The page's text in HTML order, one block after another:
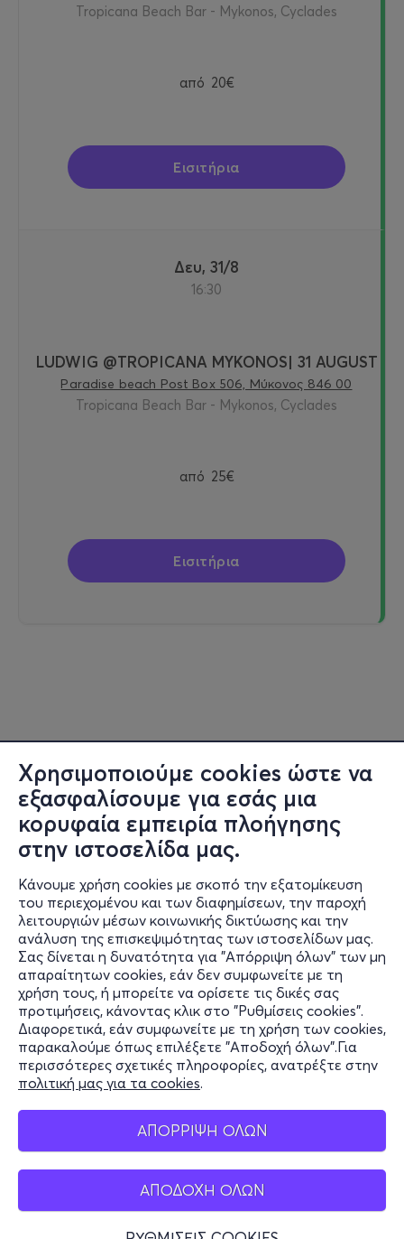
Χρησιμοποιούμε cookies ώστε να
εξασφαλίσουμε για εσάς μια
κορυφαία εμπειρία πλοήγησης
στην ιστοσελίδα μας.
Κάνουμε χρήση cookies με σκοπό την εξατομίκευση
του περιεχομένου και των διαφημίσεων, την παροχή
λειτουργιών μέσων κοινωνικής δικτύωσης και την
ανάλυση της επισκεψιμότητας των ιστοσελίδων μας.
Σας δίνεται η δυνατότητα για "Απόρριψη όλων" των μη
απαραίτητων cookies, εάν δεν συμφωνείτε με τη
χρήση τους, ή μπορείτε να ορίσετε τις δικές σας
προτιμήσεις, κάνοντας κλικ στο "Ρυθμίσεις cookies".
Διαφορετικά, εάν συμφωνείτε με τη χρήση των cookies,
παρακαλούμε όπως επιλέξετε "Αποδοχή όλων".Για
περισσότερες σχετικές πληροφορίες, ανατρέξτε στην
πολιτική μας για τα cookies.
ΑΠΟΡΡΙΨΗ ΟΛΩΝ
ΑΠΟΔΟΧΗ ΟΛΩΝ
Tropicana Beach Bar - Mykonos, Cyclades
από 20€
Εισιτήρια
Δευ, 31/8
16:30
LUDWIG @TROPICANA MYKONOS| 31 AUGUST
Paradise beach Post Box 506, Μύκονος 846 00
Tropicana Beach Bar - Mykonos, Cyclades
από 25€
Εισιτήρια
Πληροφορίες
Υποστήριξη
Stay Connected
Mobile app